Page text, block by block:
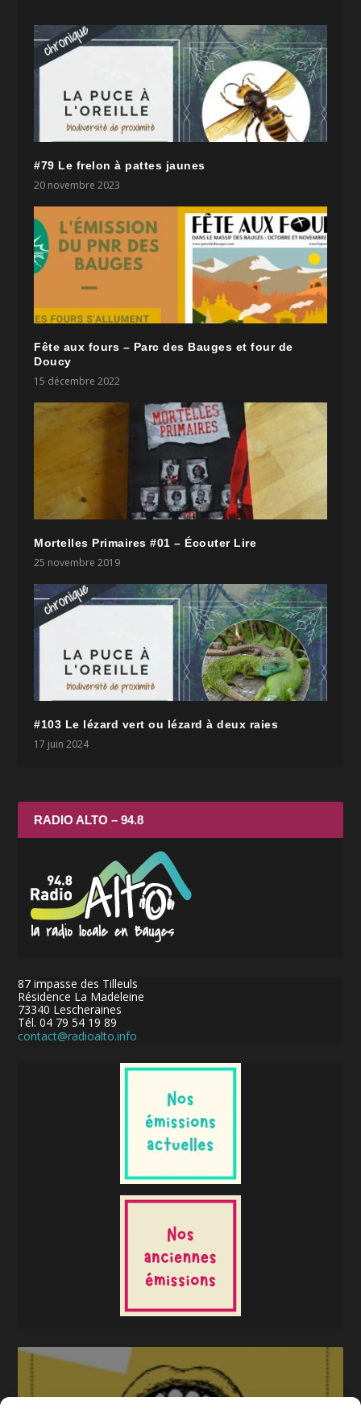
#79 Le frelon à pattes jaunes
20 novembre 2023
Fête aux fours – Parc des Bauges et four de
Doucy
15 décembre 2022
Mortelles Primaires #01 – Écouter Lire
25 novembre 2019
#103 Le lézard vert ou lézard à deux raies
17 juin 2024
RADIO ALTO – 94.8
87 impasse des Tilleuls
Résidence La Madeleine
73340 Lescheraines
Tél. 04 79 54 19 89
contact@radioalto.info